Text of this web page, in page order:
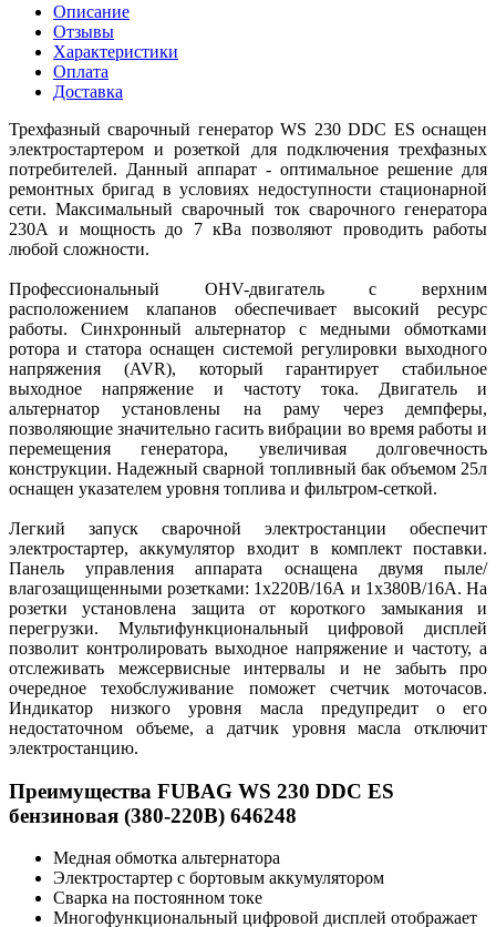
Описание
Отзывы
Характеристики
Оплата
Доставка
Трехфазный сварочный генератор WS 230 DDC ES оснащен
электростартером и розеткой для подключения трехфазных
потребителей. Данный аппарат - оптимальное решение для
ремонтных бригад в условиях недоступности стационарной
сети. Максимальный сварочный ток сварочного генератора
230А и мощность до 7 кВа позволяют проводить работы
любой сложности.
Профессиональный OHV-двигатель с верхним
расположением клапанов обеспечивает высокий ресурс
работы. Синхронный альтернатор с медными обмотками
ротора и статора оснащен системой регулировки выходного
напряжения (AVR), который гарантирует стабильное
выходное напряжение и частоту тока. Двигатель и
альтернатор установлены на раму через демпферы,
позволяющие значительно гасить вибрации во время работы и
перемещения генератора, увеличивая долговечность
конструкции. Надежный сварной топливный бак объемом 25л
оснащен указателем уровня топлива и фильтром-сеткой.
Легкий запуск сварочной электростанции обеспечит
электростартер, аккумулятор входит в комплект поставки.
Панель управления аппарата оснащена двумя пыле/
влагозащищенными розетками: 1х220В/16А и 1х380В/16А. На
розетки установлена защита от короткого замыкания и
перегрузки. Мультифункциональный цифровой дисплей
позволит контролировать выходное напряжение и частоту, а
отслеживать межсервисные интервалы и не забыть про
очередное техобслуживание поможет счетчик моточасов.
Индикатор низкого уровня масла предупредит о его
недостаточном объеме, а датчик уровня масла отключит
электростанцию.
Преимущества FUBAG WS 230 DDC ES
бензиновая (380-220В) 646248
Медная обмотка альтернатора
Электростартер с бортовым аккумулятором
Сварка на постоянном токе
Многофункциональный цифровой дисплей отображает